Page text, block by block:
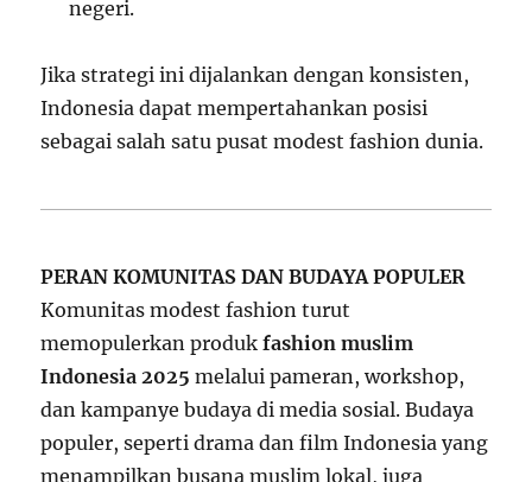
negeri.
Jika strategi ini dijalankan dengan konsisten,
Indonesia dapat mempertahankan posisi
sebagai salah satu pusat modest fashion dunia.
PERAN KOMUNITAS DAN BUDAYA POPULER
Komunitas modest fashion turut
memopulerkan produkfashion muslim
Indonesia 2025 melalui pameran, workshop,
dan kampanye budaya di media sosial. Budaya
populer, seperti drama dan film Indonesia yang
menampilkan busana muslim lokal, juga